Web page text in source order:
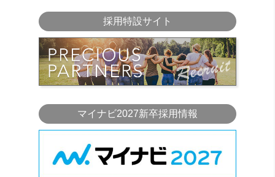
採用特設サイト
マイナビ2027新卒採用情報